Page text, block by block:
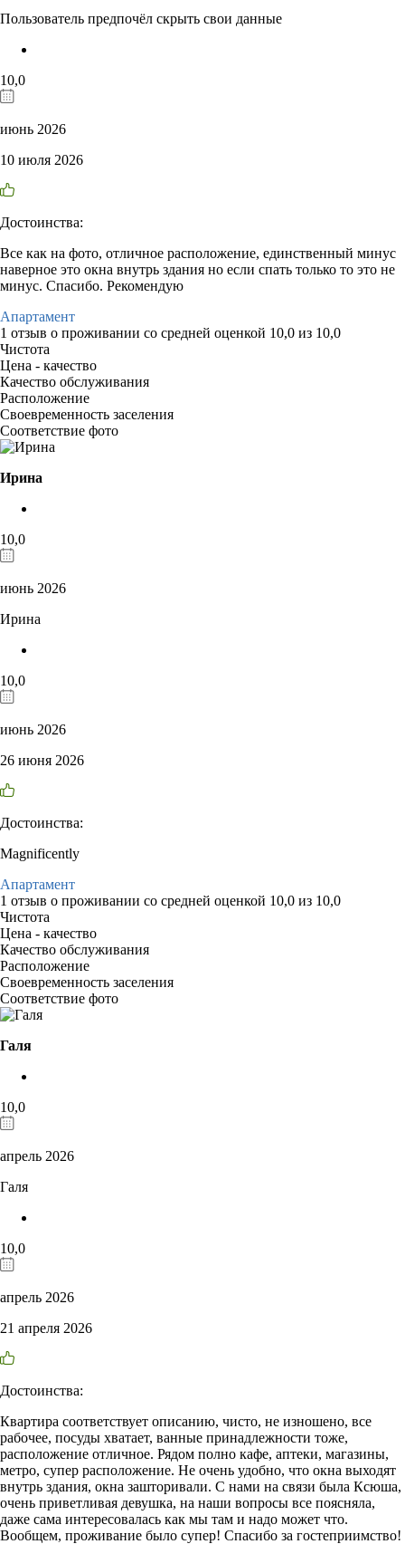
Пользователь предпочёл скрыть свои данные
10,0
июнь 2026
10 июля 2026
Достоинства:
Все как на фото, отличное расположение, единственный минус
наверное это окна внутрь здания но если спать только то это не
минус. Спасибо. Рекомендую
Апартамент
1 отзыв о проживании со средней оценкой 10,0 из 10,0
Чистота
Цена - качество
Качество обслуживания
Расположение
Своевременность заселения
Соответствие фото
Ирина
10,0
июнь 2026
Ирина
10,0
июнь 2026
26 июня 2026
Достоинства:
Magnificently
Апартамент
1 отзыв о проживании со средней оценкой 10,0 из 10,0
Чистота
Цена - качество
Качество обслуживания
Расположение
Своевременность заселения
Соответствие фото
Галя
10,0
апрель 2026
Галя
10,0
апрель 2026
21 апреля 2026
Достоинства:
Квартира соответствует описанию, чисто, не изношено, все
рабочее, посуды хватает, ванные принадлежности тоже,
расположение отличное. Рядом полно кафе, аптеки, магазины,
метро, супер расположение. Не очень удобно, что окна выходят
внутрь здания, окна зашторивали. С нами на связи была Ксюша,
очень приветливая девушка, на наши вопросы все поясняла,
даже сама интересовалась как мы там и надо может что.
Вообщем, проживание было супер! Спасибо за гостеприимство!